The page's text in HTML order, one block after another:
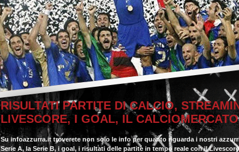
RISULTATI PARTITE DI CALCIO,
LIVESCORE, I GOAL, IL
Su infoazzurra.it troverete non solo le info per quanto riguarda i nostri
Serie A, la Serie B, i goal, i risultati delle partite in tempo reale con il